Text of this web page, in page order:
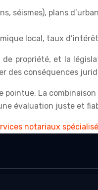
séismes), plans
local, taux
propriété, et la
des conséquences
La
évaluation juste et
notariaux